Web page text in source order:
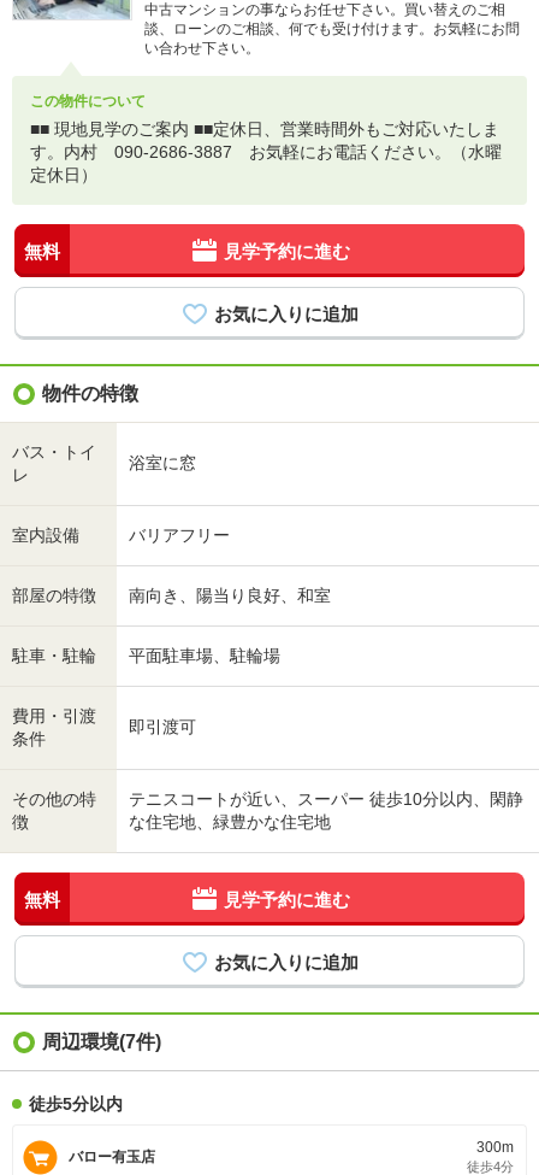
中古マンションの事ならお任せ下さい。買い替えのご相
談、ローンのご相談、何でも受け付けます。お気軽にお問
い合わせ下さい。
この物件について
■■ 現地見学のご案内 ■■定休日、営業時間外もご対応いたしま
す。内村 090-2686-3887 お気軽にお電話ください。（水曜
定休日）
無料 見学予約に進む
物件の特徴
バス・トイ
レ
浴室に窓
室内設備 バリアフリー
部屋の特徴 南向き、陽当り良好、和室
駐車・駐輪 平面駐車場、駐輪場
費用・引渡
条件
即引渡可
その他の特
徴
テニスコートが近い、スーパー 徒歩10分以内、閑静
な住宅地、緑豊かな住宅地
無料 見学予約に進む
周辺環境(7件)
徒歩5分以内
バロー有玉店
300m
徒歩4分